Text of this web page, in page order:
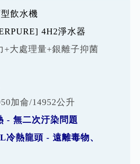
飲水機
4H2淨水器
大處理量+銀離子抑菌
加侖/14952公升
- 無二次汙染問題
熱龍頭 - 遠離毒物、